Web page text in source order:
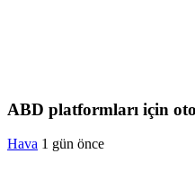
ABD platformları için
Hava 1 gün önce